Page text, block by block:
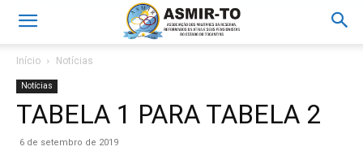
Início Notícias
Notícias
TABELA 1 PARA TABELA 2
6 de setembro de 2019